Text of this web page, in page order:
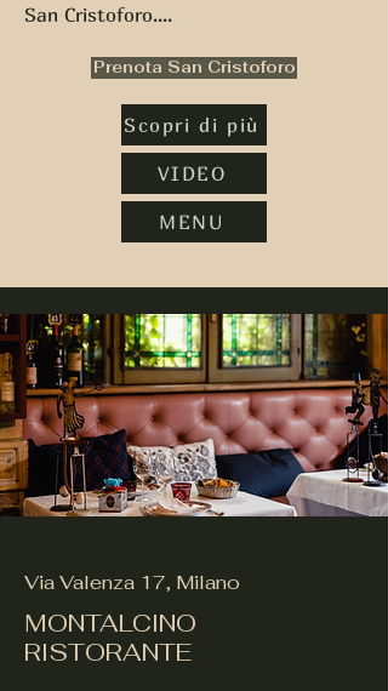
San Cristoforo....
Prenota San Cristoforo
Scopri di più
VIDEO
MENU
Via Valenza 17, Milano
MONTALCINO
RISTORANTE